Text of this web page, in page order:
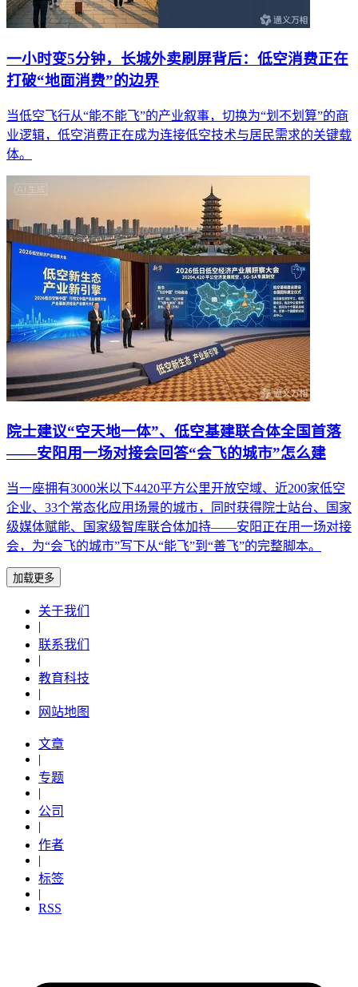
一小时变5分钟，长城外卖刷屏背后：低空消费正在
打破“地面消费”的边界
当低空飞行从“能不能飞”的产业叙事，切换为“划不划算”的商
业逻辑，低空消费正在成为连接低空技术与居民需求的关键载
体。
院士建议“空天地一体”、低空基建联合体全国首落
——安阳用一场对接会回答“会飞的城市”怎么建
当一座拥有3000米以下4420平方公里开放空域、近200家低空
企业、33个常态化应用场景的城市，同时获得院士站台、国家
级媒体赋能、国家级智库联合体加持——安阳正在用一场对接
会，为“会飞的城市”写下从“能飞”到“善飞”的完整脚本。
加载更多
关于我们
|
联系我们
|
教育科技
|
网站地图
文章
|
专题
|
公司
|
作者
|
标签
|
RSS